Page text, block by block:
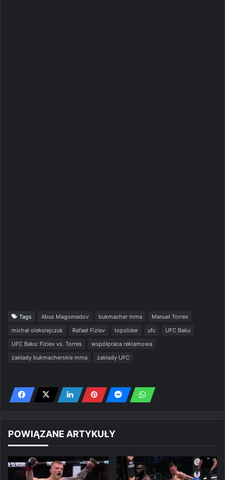
Tags Abus Magomedov bukmacher mma
Manuel Torres
michał oleksiejczuk
Rafael Fiziev topslider ufc
UFC Baku
UFC Baku: Fiziev vs. Torres
współpraca reklamowa
zakłady bukmacherskie mma
zakłady UFC
POWIĄZANE ARTYKUŁY